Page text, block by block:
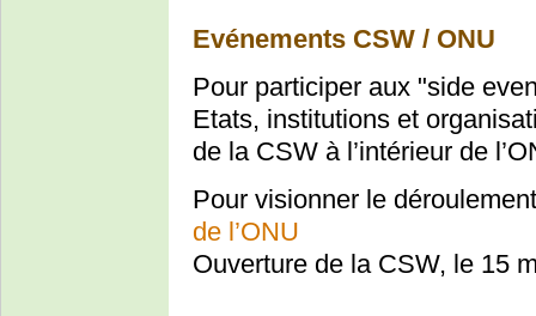
Evénements CSW / ONU
Pour participer aux "side
Etats, institutions et
de la CSW à l’intérieur de
Pour visionner le
de l’ONU
Ouverture de la CSW, le 15